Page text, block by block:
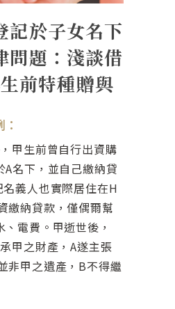
記於子女名下
問題：淺談借
前特種贈與
甲生前曾自行出資購
A名下，並自己繳納貸
義人也實際居住在H
繳納貸款，僅偶爾幫
電費。甲逝世後，
甲之財產，A遂主張
非甲之遺產，B不得繼